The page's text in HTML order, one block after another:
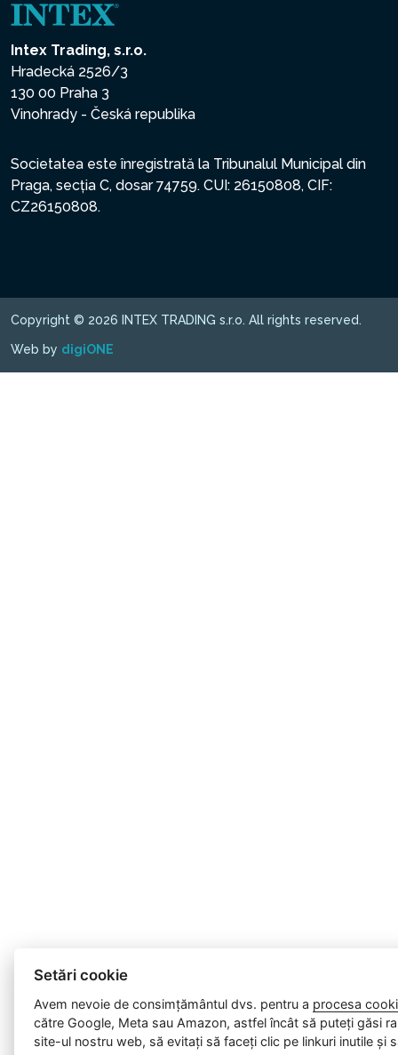
Intex Trading, s.r.o.
Hradecká 2526/3
130 00 Praha 3
Vinohrady - Česká republika
Societatea este înregistrată la Tribunalul Municipal din
Praga, secția C, dosar 74759. CUI: 26150808, CIF:
CZ26150808.
Copyright © 2026 INTEX TRADING s.r.o. All rights reserved.
Web by digiONE
Setări cookie
Avem nevoie de consimțământul dvs. pentru a procesa
către Google, Meta sau Amazon, astfel încât să puteți găsi
site-ul nostru web, să evitați să faceți clic pe linkuri inutile și